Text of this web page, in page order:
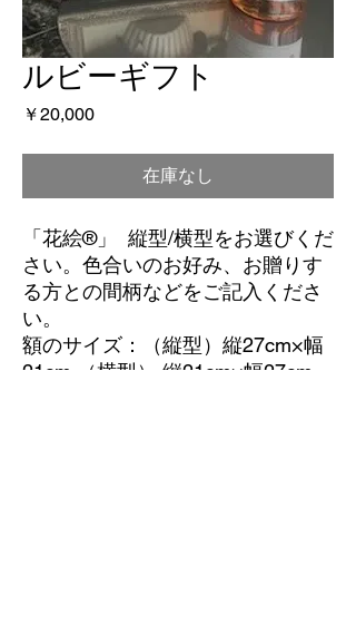
ルビーギフト
￥20,000価
在庫なし
「花絵®」 縦型/横型をお選びくだ
さい。色合いのお好み、お贈りす
る方との間柄などをご記入くださ
い。
額のサイズ：（縦型）縦27cm×幅
21cm （横型） 縦21cm×幅27cm